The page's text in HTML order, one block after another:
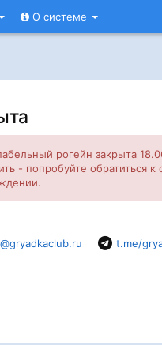
О системе
рогейн закрыта
- попробуйте
t.me/